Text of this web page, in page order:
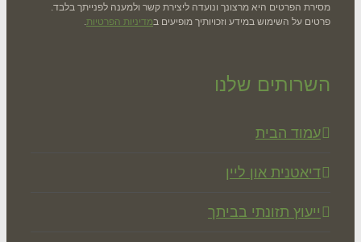
הפרטים היא מרצונך ונועדה ליצירת קשר ולמענה לפנייתך בלבד.
על השימוש במידע וזכויותיך מופיעים ב מדיניות הפרטיות.
שלנו
הבית
און ליין
תזונתי בביתך